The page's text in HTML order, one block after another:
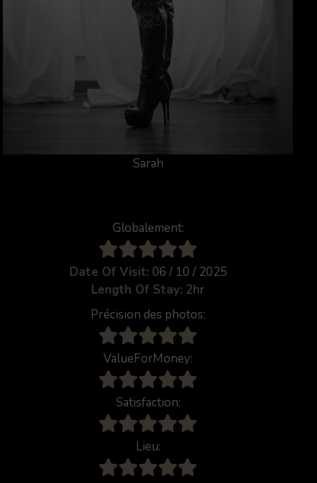
Sarah
Globalement:
Date Of Visit: 06 / 10 / 2025
Length Of Stay: 2hr
Précision des photos:
ValueForMoney:
Satisfaction:
Lieu: